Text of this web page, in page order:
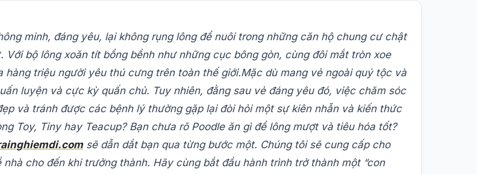
minh, đáng yêu, lại không rụng lông để nuôi trong những căn hộ chung cư chật
bộ lông xoăn tít bồng bềnh như những cục bông gòn, cùng đôi mắt tròn xoe
triệu người yêu thú cưng trên toàn thế giới.Mặc dù mang vẻ ngoài quý tộc và
luyện và cực kỳ quấn chủ. Tuy nhiên, đằng sau vẻ đáng yêu đó, việc chăm sóc
và tránh được các bệnh lý thường gặp lại đòi hỏi một sự kiên nhẫn và kiến thức
Toy, Tiny hay Teacup? Bạn chưa rõ Poodle ăn gì để lông mượt và tiêu hóa tốt?
sẽ dẫn dắt bạn qua từng bước một. Chúng tôi sẽ cung cấp cho
cho đến khi trưởng thành. Hãy cùng bắt đầu hành trình trở thành một “con